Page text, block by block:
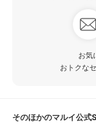
お気
おトクな
そのほかのマルイ公式